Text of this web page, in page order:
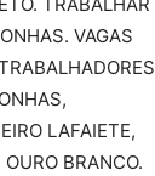
VAGAS
LAFAIETE,
BRANCO.